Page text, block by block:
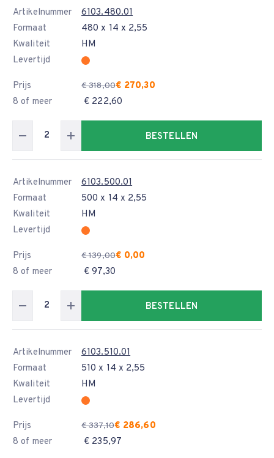
Artikelnummer
6103.480.01
Formaat
480 x 14 x 2,55
Kwaliteit
HM
Levertijd
Prijs € 318,00€ 270,30
8 of meer
€ 222,60
BESTELLEN
Artikelnummer
6103.500.01
Formaat
500 x 14 x 2,55
Kwaliteit
HM
Levertijd
Prijs € 139,00€ 0,00
8 of meer
€ 97,30
BESTELLEN
Artikelnummer
6103.510.01
Formaat
510 x 14 x 2,55
Kwaliteit
HM
Levertijd
Prijs € 337,10€ 286,60
8 of meer
€ 235,97